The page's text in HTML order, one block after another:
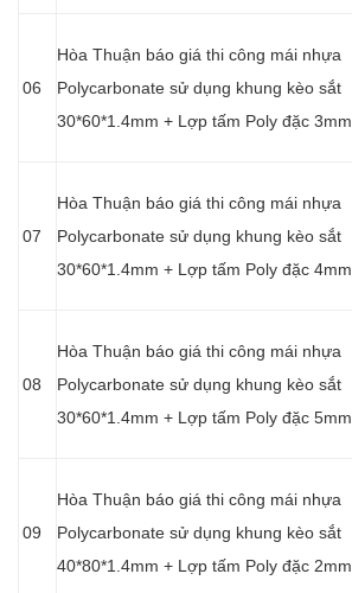
06
Hòa Thuận báo giá thi công mái nhựa
Polycarbonate sử dụng khung kèo sắt
30*60*1.4mm + Lợp tấm Poly đặc 3mm
07
Hòa Thuận báo giá thi công mái nhựa
Polycarbonate sử dụng khung kèo sắt
30*60*1.4mm + Lợp tấm Poly đặc 4mm
08
Hòa Thuận báo giá thi công mái nhựa
Polycarbonate sử dụng khung kèo sắt
30*60*1.4mm + Lợp tấm Poly đặc 5mm
09
Hòa Thuận báo giá thi công mái nhựa
Polycarbonate sử dụng khung kèo sắt
40*80*1.4mm + Lợp tấm Poly đặc 2mm